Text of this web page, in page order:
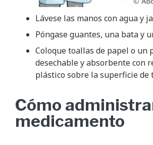
Lávese las manos con agua y
Póngase guantes, una bata y
Coloque toallas de papel o un
desechable y absorbente con
plástico sobre la superficie de
Cómo
medicamento